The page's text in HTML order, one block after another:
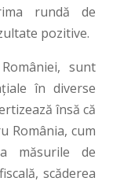
rundă de
pozitive.
sunt
în diverse
însă că
România, cum
măsurile de
scăderea